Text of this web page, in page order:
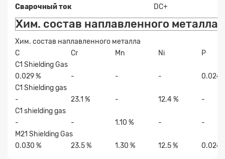
Сварочный ток
DC+
Хим. состав наплавленного металла
Хим. состав наплавленного металла
C
Cr Mn Ni
P
C1 Shielding Gas
0.029 %
- - -
0.024
C1 Shielding gas
-
23.1 % - 12.4 %
-
C1 shielding gas
-
- 1.10 % -
-
M21 Shielding Gas
0.030 %
23.5 % 1.30 % 12.5 % 0.024